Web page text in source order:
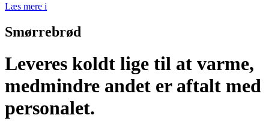
Læs mere i
Smørrebrød
Leveres koldt lige til at varme,
medmindre andet er aftalt med
personalet.